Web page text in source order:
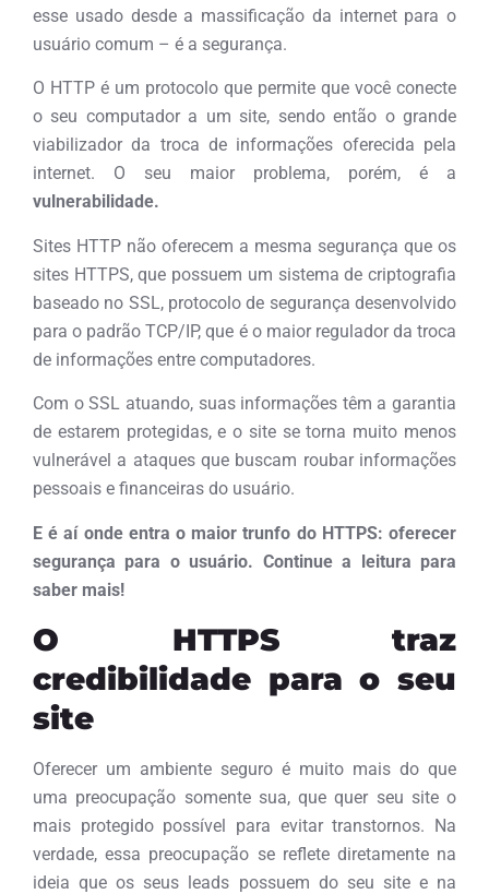
esse usado desde a massificação da internet para o
usuário comum – é a segurança.
O HTTP é um protocolo que permite que você conecte
o seu computador a um site, sendo então o grande
viabilizador da troca de informações oferecida pela
internet. O seu maior problema, porém, é a
vulnerabilidade.
Sites HTTP não oferecem a mesma segurança que os
sites HTTPS, que possuem um sistema de criptografia
baseado no SSL, protocolo de segurança desenvolvido
para o padrão TCP/IP, que é o maior regulador da troca
de informações entre computadores.
Com o SSL atuando, suas informações têm a garantia
de estarem protegidas, e o site se torna muito menos
vulnerável a ataques que buscam roubar informações
pessoais e financeiras do usuário.
E é aí onde entra o maior trunfo do HTTPS: oferecer
segurança para o usuário. Continue a leitura para
saber mais!
O HTTPS traz
credibilidade para o seu
site
Oferecer um ambiente seguro é muito mais do que
uma preocupação somente sua, que quer seu site o
mais protegido possível para evitar transtornos. Na
verdade, essa preocupação se reflete diretamente na
ideia que os seus leads possuem do seu site e na